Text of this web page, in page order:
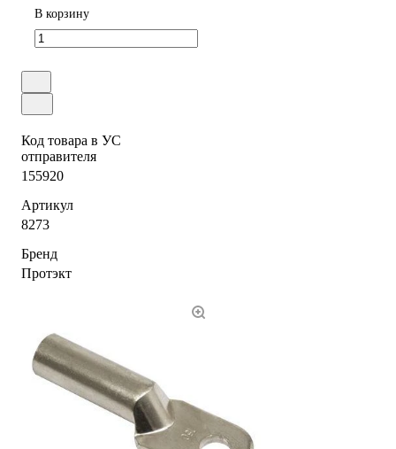
В корзину
Код товара в УС
отправителя
155920
Артикул
8273
Бренд
Протэкт